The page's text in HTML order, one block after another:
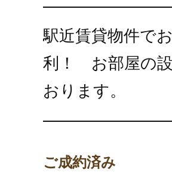
駅近賃貸物件で
利！ お部屋の
おります。
ご成約済み